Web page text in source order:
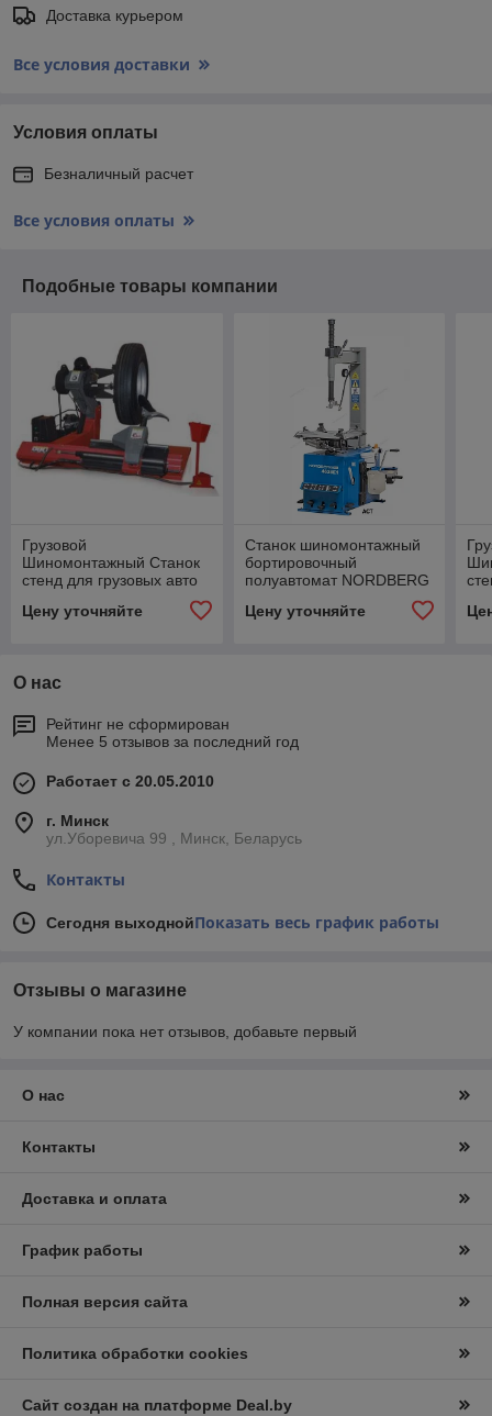
Доставка курьером
Все условия доставки
Условия оплаты
Безналичный расчет
Все условия оплаты
Подобные товары компании
Грузовой
Шиномонтажный Станок
стенд для грузовых авто
Цену уточняйте
Станок шиномонтажный
бортировочный
полуавтомат NORDBERG
Цену уточняйте
О нас
Рейтинг не сформирован
Менее 5 отзывов за последний год
Работает с 20.05.2010
г. Минск
ул.Уборевича 99 , Минск, Беларусь
Контакты
Сегодня выходнойПоказать весь график работы
Отзывы о магазине
У компании пока нет отзывов, добавьте первый
О нас
Контакты
Доставка и оплата
График работы
Полная версия сайта
Политика обработки cookies
Сайт создан на платформе Deal.by